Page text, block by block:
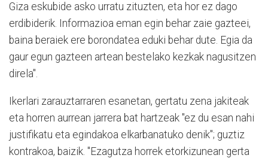
Giza eskubide asko urratu zituzten, eta hor ez dago
erdibiderik. Informazioa eman egin behar zaie gazteei,
baina beraiek ere borondatea eduki behar dute. Egia da
gaur egun gazteen artean bestelako kezkak nagusitzen
direla".
Ikerlari zarauztarraren esanetan, gertatu zena jakiteak
eta horren aurrean jarrera bat hartzeak "ez du esan nahi
justifikatu eta egindakoa elkarbanatuko denik"; guztiz
kontrakoa, baizik. "Ezagutza horrek etorkizunean gerta